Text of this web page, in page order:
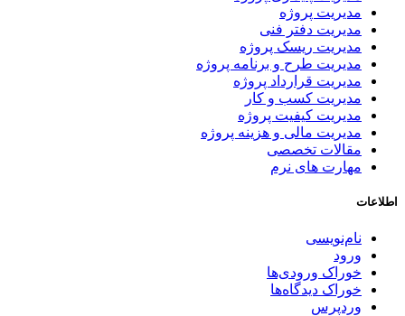
مدیریت پروژه
مدیریت دفتر فنی
مدیریت ریسک پروژه
مدیریت طرح و برنامه پروژه
مدیریت قرارداد پروژه
مدیریت کسب و کار
مدیریت کیفیت پروژه
مدیریت مالی و هزینه پروژه
مقالات تخصصی
مهارت های نرم
اطلاعات
نام‌نویسی
ورود
خوراک ورودی‌ها
خوراک دیدگاه‌ها
وردپرس